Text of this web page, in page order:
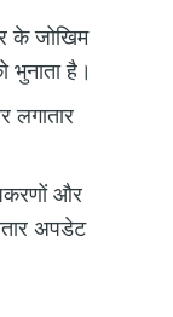
के जोखिम
है।
लगातार
और
अपडेट